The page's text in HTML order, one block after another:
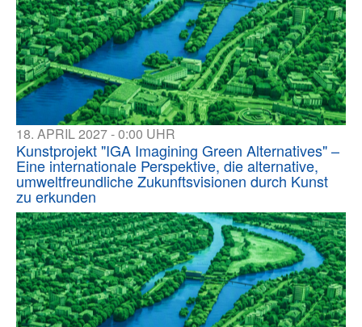
18. APRIL 2027 - 0:00 UHR
Kunstprojekt "IGA Imagining Green Alternatives" –
Eine internationale Perspektive, die alternative,
umweltfreundliche Zukunftsvisionen durch Kunst
zu erkunden